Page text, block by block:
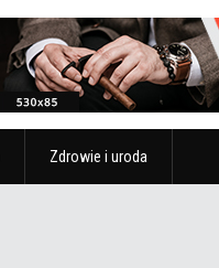
Zdrowie i uroda